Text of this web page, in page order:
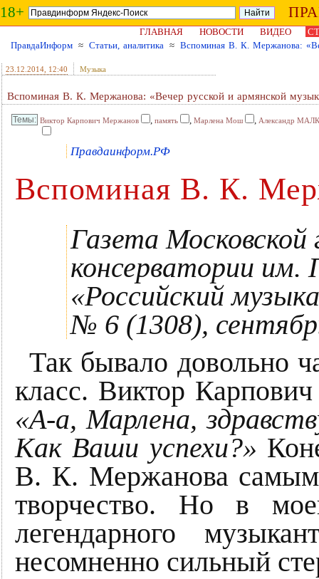
18+
ГЛАВНАЯ НОВОСТИ ВИДЕО
ПравдаИнформ ≈ Статьи, аналитика ≈ Вспоминая В. К. Мержанова:
23.12.2014 , 12:40 Музыка
Вспоминая В. К. Мержанова: «Вечер русской и армянской
Виктор Карпович Мержанов , память , Марлена Мош , Александр
Правдаинформ.РФ
Вспоминая В. К.
Газета Московской
консерватории им.
«Российский
№ 6 (1308),
Так бывало довольно
класс. Виктор
«А-а, Марлена,
Как Ваши успехи?»
В. К. Мержанова
творчество. Но в
легендарного
несомненно сильный